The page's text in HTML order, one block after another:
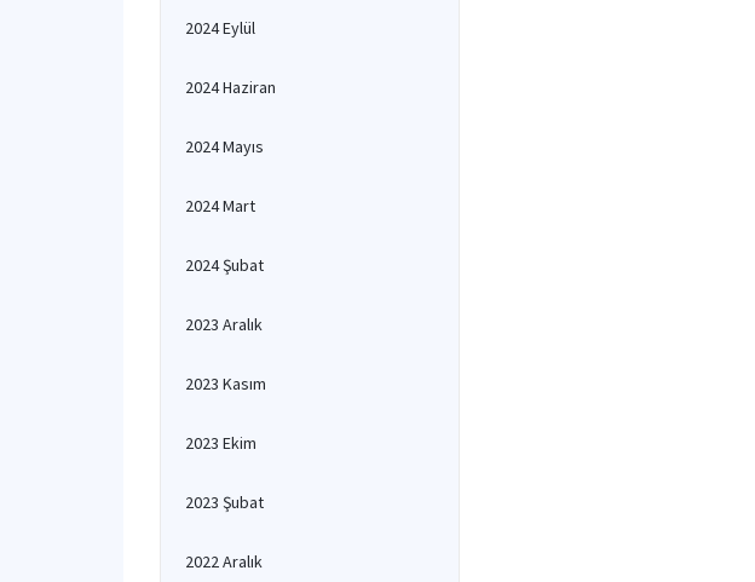
2024 Eylül
2024 Haziran
2024 Mayıs
2024 Mart
2024 Şubat
2023 Aralık
2023 Kasım
2023 Ekim
2023 Şubat
2022 Aralık